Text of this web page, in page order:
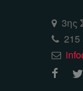
3ης
215